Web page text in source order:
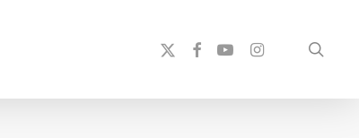
x-
facebook
youtubeinstagram